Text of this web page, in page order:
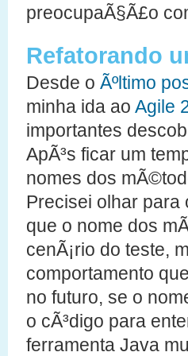
preocupaÃ§Ã£o
Refatorando
Desde o Ãºltimo
minha ida ao Agile
importantes
ApÃ³s ficar um
nomes dos
Precisei olhar
que o nome dos
cenÃ¡rio do teste,
comportamento
no futuro, se o
o cÃ³digo para
ferramenta Java